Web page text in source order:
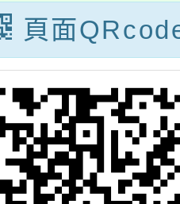
頁面